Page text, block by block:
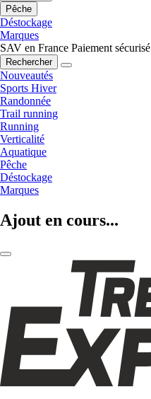
Pêche
Déstockage
Marques
SAV en France Paiement sécurisé
Rechercher
Nouveautés
Sports Hiver
Randonnée
Trail running
Running
Verticalité
Aquatique
Pêche
Déstockage
Marques
Ajout en cours...